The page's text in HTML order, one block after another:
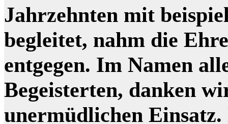
Jahrzehnten mit
begleitet, nahm die
entgegen. Im Namen
Begeisterten, danken
unermüdlichen Einsatz.